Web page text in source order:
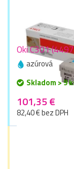
Oki C301
azúrová
Skladom > 9
101,35 €
82,40 € bez DPH